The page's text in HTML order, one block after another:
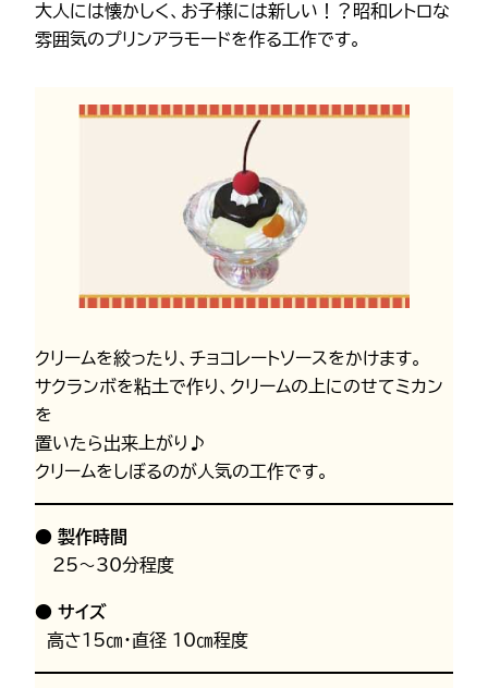
大人には懐かしく、お子様には新しい！？昭和レトロな
雰囲気のプリンアラモードを作る工作です。
クリームを絞ったり、チョコレートソースをかけます。
サクランボを粘土で作り、クリームの上にのせてミカン
を
置いたら出来上がり♪
クリームをしぼるのが人気の工作です。
● 製作時間
25～30分程度
● サイズ
高さ15㎝・直径 10㎝程度